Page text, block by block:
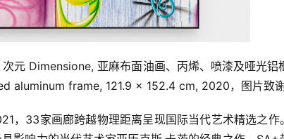
元 Dimensione, 亚麻布面油画、丙烯、喷漆及哑光
frame, 121.9 x 152.4 cm, 2020，图片致谢
，33家画廊跨越物理距离呈现国际当代艺术精选之